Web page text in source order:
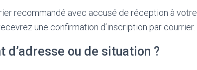
recommandé avec accusé de réception à votre
une confirmation d’inscription par courrier.
d’adresse ou de situation ?